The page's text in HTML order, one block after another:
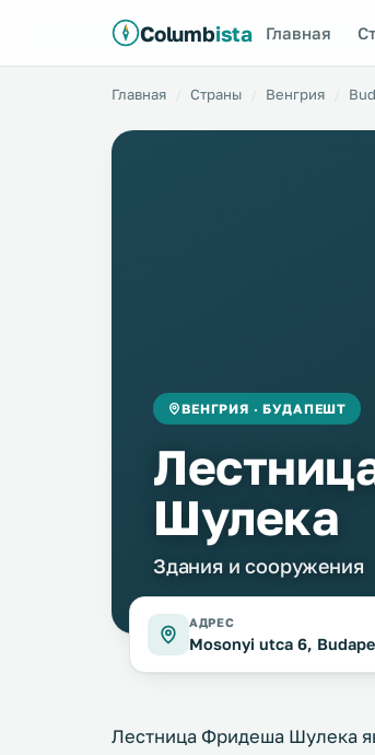
Columbista Главная
Главная Страны Венгрия
ВЕНГРИЯ · БУДАПЕШТ
Шулека
Здания и сооружения
АДРЕС
Mosonyi utca 6,
Лестница Фридеша Шулека